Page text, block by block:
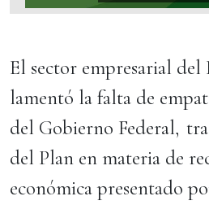
El sector empresarial del
lamentó la falta de
del Gobierno Federal,
del Plan en materia de
económica presentado